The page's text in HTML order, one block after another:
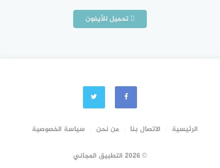
تحميل للأيفون
الرئيسية الاتصال بنا من نحن سياسة الخصوصية
© 2026 التطبيق المجاني